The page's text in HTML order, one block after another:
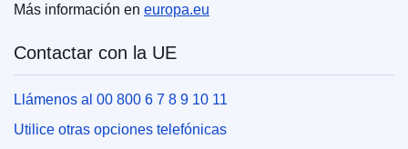
Más información en europa.eu
Contactar con la UE
Llámenos al 00 800 6 7 8 9 10 11
Utilice otras opciones telefónicas